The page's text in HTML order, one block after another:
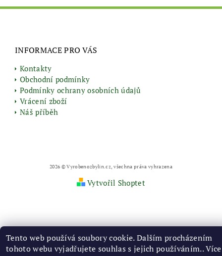
INFORMACE PRO VÁS
Kontakty
Obchodní podmínky
Podmínky ochrany osobních údajů
Vrácení zboží
Náš příběh
2026 © Vyrobenozbylin.cz, všechna práva vyhrazena
Vytvořil Shoptet
Tento web používá soubory cookie. Dalším procházením
tohoto webu vyjadřujete souhlas s jejich používáním.. Více